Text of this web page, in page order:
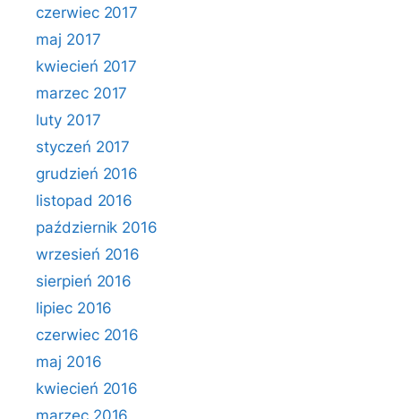
czerwiec 2017
maj 2017
kwiecień 2017
marzec 2017
luty 2017
styczeń 2017
grudzień 2016
listopad 2016
październik 2016
wrzesień 2016
sierpień 2016
lipiec 2016
czerwiec 2016
maj 2016
kwiecień 2016
marzec 2016